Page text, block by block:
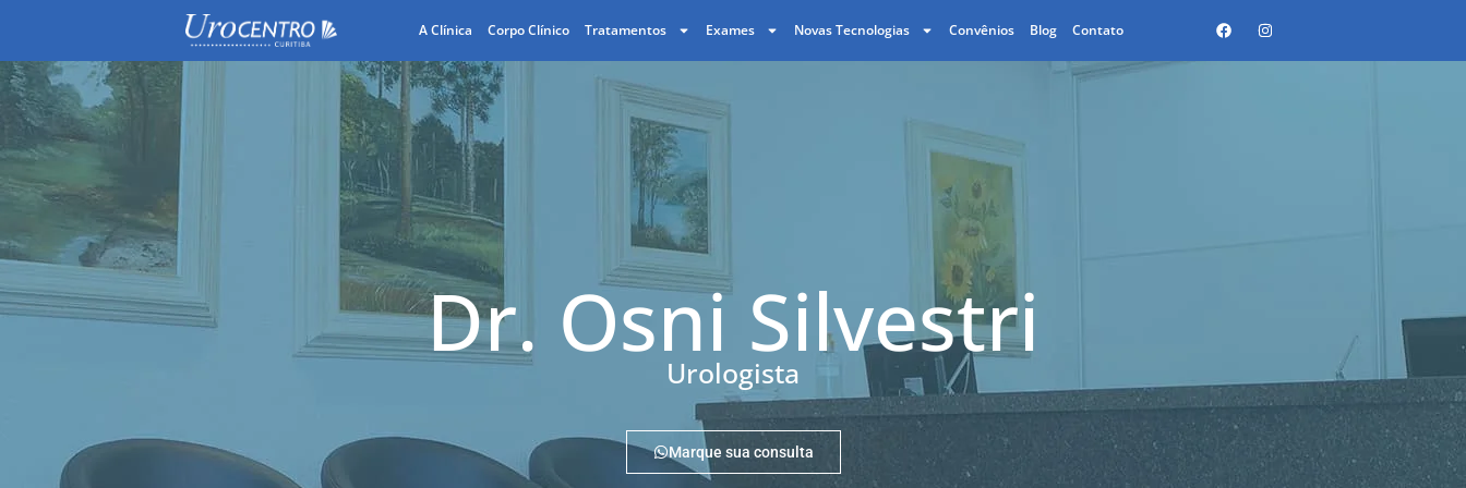
A Clínica Corpo Clínico Tratamentos Exames Novas Tecnologias Convênios Blog Contato
Dr. Osni Silvestri
Urologista
Marque sua consulta